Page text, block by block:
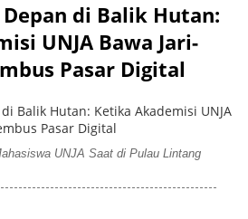
di Balik Hutan:
UNJA Bawa Jari-
Pasar Digital
UNJA Saat di Pulau Lintang